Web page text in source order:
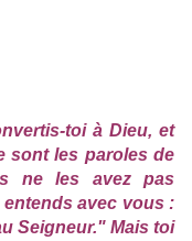
toi à Dieu, et
sont les paroles de
ne les avez pas
avec vous :
Seigneur." Mais toi